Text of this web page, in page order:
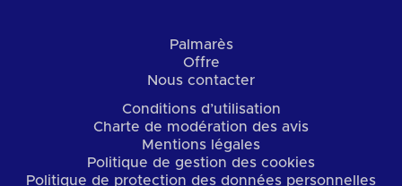
Palmarès
Offre
Nous contacter
Conditions d’utilisation
Charte de modération des avis
Mentions légales
Politique de gestion des cookies
Politique de protection des données personnelles